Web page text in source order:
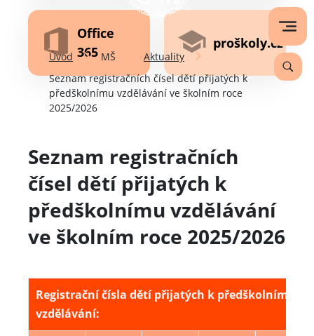
Office
365
proškoly.cz
Úvod MŠ
Aktuality
Seznam registračních čísel dětí přijatých k
předškolnímu vzdělávání ve školním roce
2025/2026
Seznam registračních
čísel dětí přijatých k
předškolnímu vzdělávání
ve školním roce 2025/2026
Registrační čísla dětí přijatých k předškolnímu
vzdělávání: